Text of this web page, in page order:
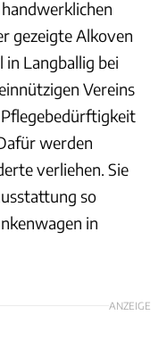
gezeigte Alkoven
Langballig bei
Vereins
werden
verliehen. Sie
so
in
ANZEIGE